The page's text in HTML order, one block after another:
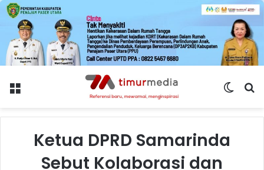
Menu
Switch
Ketua DPRD Samarinda
Sebut Kolaborasi dan